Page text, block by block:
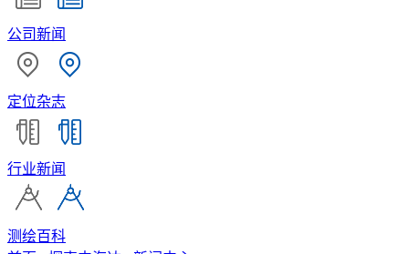
公司新闻
定位杂志
行业新闻
测绘百科